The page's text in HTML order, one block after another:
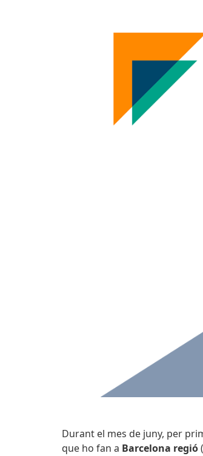
Durant el mes de juny, per
que ho fan a Barcelona regió